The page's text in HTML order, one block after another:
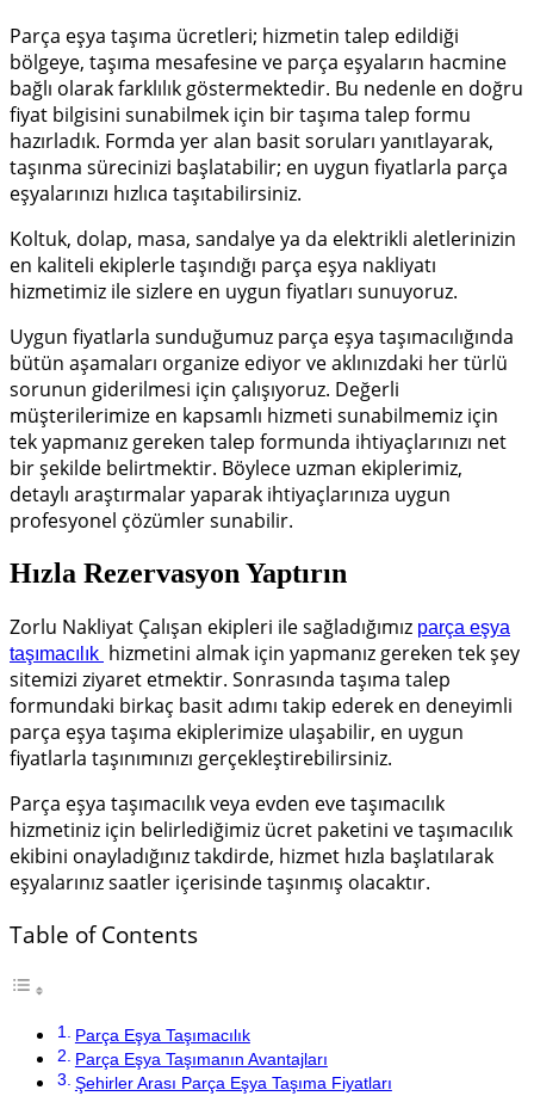
Parça eşya taşıma ücretleri; hizmetin talep edildiği
bölgeye, taşıma mesafesine ve parça eşyaların hacmine
bağlı olarak farklılık göstermektedir. Bu nedenle en doğru
fiyat bilgisini sunabilmek için bir taşıma talep formu
hazırladık. Formda yer alan basit soruları yanıtlayarak,
taşınma sürecinizi başlatabilir; en uygun fiyatlarla parça
eşyalarınızı hızlıca taşıtabilirsiniz.
Koltuk, dolap, masa, sandalye ya da elektrikli aletlerinizin
en kaliteli ekiplerle taşındığı parça eşya nakliyatı
hizmetimiz ile sizlere en uygun fiyatları sunuyoruz.
Uygun fiyatlarla sunduğumuz parça eşya taşımacılığında
bütün aşamaları organize ediyor ve aklınızdaki her türlü
sorunun giderilmesi için çalışıyoruz. Değerli
müşterilerimize en kapsamlı hizmeti sunabilmemiz için
tek yapmanız gereken talep formunda ihtiyaçlarınızı net
bir şekilde belirtmektir. Böylece uzman ekiplerimiz,
detaylı araştırmalar yaparak ihtiyaçlarınıza uygun
profesyonel çözümler sunabilir.
Hızla Rezervasyon Yaptırın
Zorlu Nakliyat Çalışan ekipleri ile sağladığımız parça eşya
taşımacılık hizmetini almak için yapmanız gereken tek şey
sitemizi ziyaret etmektir. Sonrasında taşıma talep
formundaki birkaç basit adımı takip ederek en deneyimli
parça eşya taşıma ekiplerimize ulaşabilir, en uygun
fiyatlarla taşınımınızı gerçekleştirebilirsiniz.
Parça eşya taşımacılık veya evden eve taşımacılık
hizmetiniz için belirlediğimiz ücret paketini ve taşımacılık
ekibini onayladığınız takdirde, hizmet hızla başlatılarak
eşyalarınız saatler içerisinde taşınmış olacaktır.
Table of Contents
Parça Eşya Taşımacılık
Parça Eşya Taşımanın Avantajları
Şehirler Arası Parça Eşya Taşıma Fiyatları